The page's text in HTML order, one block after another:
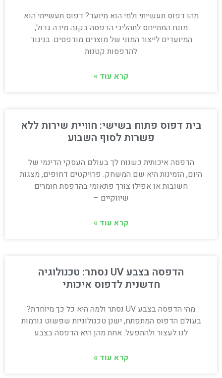
מהו דפוס תעשייתי ולמי הוא מיועד? דפוס תעשייתי הוא
מונח המתייחס לתהליכי הדפסה בקנה מידה גדול,
המיועדים לייצור המוני של מוצרים מודפסים. בניגוד
להדפסות קטנות
קרא עוד »
בית דפוס פתוח בשישי: חוויית שירות ללא
פשרות לסוף השבוע
הדפסה איכותית כשנוח לך בעולם העסקי הדינמי של
היום, הזמינות היא שם המשחק. פרויקטים דחופים, מצגות
חשובות או אפילו צורך פתאומי בהדפסת חומרים
שיווקיים –
קרא עוד »
הדפסה בצבע UV נסתר: טכנולוגיה
חדשנית לדפוס איכותי
מהי הדפסה בצבע UV נסתר ולמה היא כל כך מיוחדת?
בעולם הדפוס המתפתח, ישנן טכנולוגיות שפשוט גורמות
לנו לעצור ולהתפעל. אחת מהן היא הדפסה בצבע
קרא עוד »